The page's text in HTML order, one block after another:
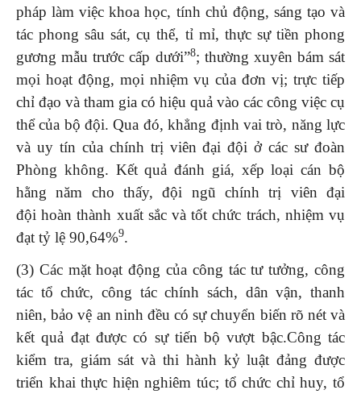
pháp làm việc khoa học, tính chủ động, sáng tạo và
tác phong sâu sát, cụ thể, tỉ mỉ, thực sự tiền phong
gương mẫu trước cấp dưới”8; thường xuyên bám sát
mọi hoạt động, mọi nhiệm vụ của đơn vị; trực tiếp
chỉ đạo và tham gia có hiệu quả vào các công việc cụ
thể của bộ đội. Qua đó, khẳng định vai trò, năng lực
và uy tín của chính trị viên đại đội ở các sư đoàn
Phòng không. Kết quả đánh giá, xếp loại cán bộ
hằng năm cho thấy, đội ngũ chính trị viên đại
đội hoàn thành xuất sắc và tốt chức trách, nhiệm vụ
đạt tỷ lệ 90,64%9.
(3) Các mặt hoạt động của công tác tư tưởng, công
tác tổ chức, công tác chính sách, dân vận, thanh
niên, bảo vệ an ninh đều có sự chuyển biến rõ nét và
kết quả đạt được có sự tiến bộ vượt bậc.Công tác
kiểm tra, giám sát và thi hành kỷ luật đảng được
triển khai thực hiện nghiêm túc; tổ chức chỉ huy, tổ